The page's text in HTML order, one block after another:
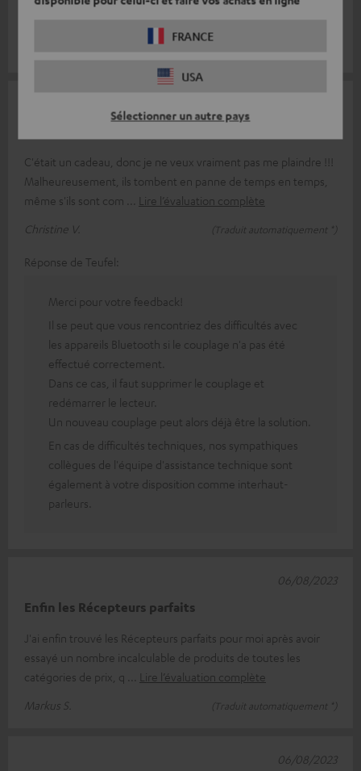
FRANCE
USA
Sélectionner un autre pays
C'était un cadeau, donc je ne veux vraiment pas me plaindre !!!
Malheureusement, ils tombent en panne de temps en temps,
même s'ils sont com
Lire l’évaluation complète
Christine V.
(Traduit automatiquement *)
Réponse de Teufel:
Merci pour votre feedback!
Il se peut que vous rencontriez des difficultés avec
les appareils Bluetooth si le couplage n'a pas été
effectué correctement.
Dans ce cas, il faut supprimer le couplage et
redémarrer le lecteur.
Un nouveau couplage peut alors déjà être la solution.
En cas de difficultés techniques, nos sympathiques
collègues de l'équipe d'assistance technique sont
également à votre disposition comme interhaut-
parleurs.
Enfin les Récepteurs parfaits
J'ai enfin trouvé les Récepteurs parfaits pour moi après avoir
essayé un nombre incalculable de produits de toutes les
catégories de prix, q
Lire l’évaluation complète
Markus S.
(Traduit automatiquement *)
06/08/2023
06/08/2023